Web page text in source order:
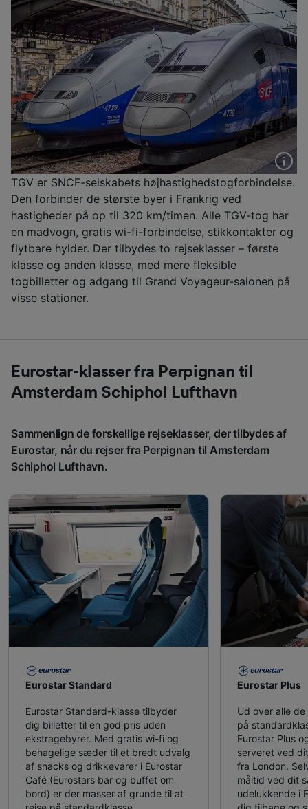
TGV er SNCF-selskabets højhastighedstogforbindelse.
Den forbinder de største byer i Frankrig ved
hastigheder på op til 320 km/timen. Alle TGV-tog har
en madvogn, gratis wi-fi-forbindelse, stikkontakter og
flytbare hylder. Der tilbydes to rejseklasser – første
klasse og anden klasse, med mere fleksible
togbilletter og adgang til Grand Voyageur-salonen på
visse stationer.
Eurostar-klasser fra Perpignan til
Amsterdam Schiphol Lufthavn
Sammenlign de forskellige rejseklasser, der tilbydes af
Eurostar, når du rejser fra Perpignan til Amsterdam
Schiphol Lufthavn.
Eurostar Standard
Eurostar Standard-klasse tilbyder
dig billetter til en god pris uden
ekstragebyrer. Med gratis wi-fi og
behagelige sæder til et bredt udvalg
af snacks og drikkevarer i Eurostar
Café (Eurostars bar og buffet om
bord) er der masser af grunde til at
Eurostar Plus
Ud over alle
på
Eurostar Plus
serveret ved
fra London.
måltid ved dit
udelukkende i